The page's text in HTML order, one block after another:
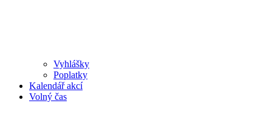
Vyhlášky
Poplatky
Kalendář akcí
Volný čas